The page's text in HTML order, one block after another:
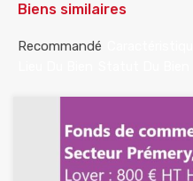
Biens similaires
Recommandé